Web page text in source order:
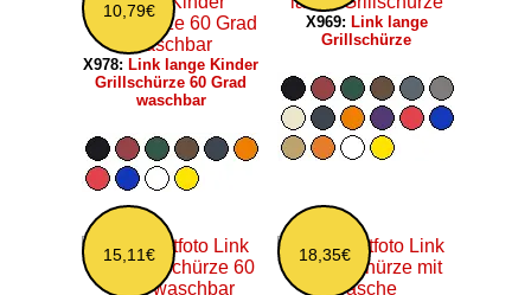
10,79€
X978: Link lange Kinder
Grillschürze 60 Grad
waschbar
X969: Link lange
Grillschürze
15,11€ 18,35€